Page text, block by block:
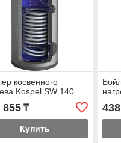
косвенного
Kospel SW 140
855₸
Купить